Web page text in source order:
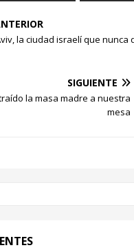
la ciudad israelí que nunca
SIGUIENTE
la masa madre a nuestra
mesa